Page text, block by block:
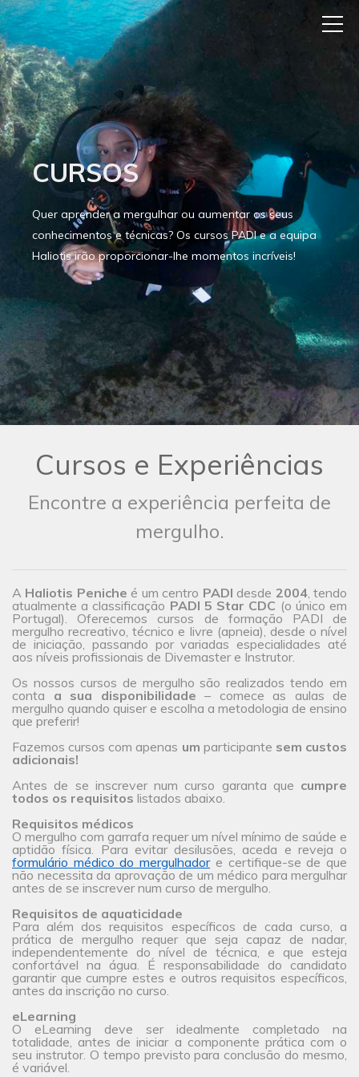
CURSOS
Quer aprender a mergulhar ou aumentar os seus
conhecimentos e técnicas? Os cursos PADI e a equipa
Haliotis irão proporcionar-lhe momentos incríveis!
Cursos e Experiências
Encontre a experiência perfeita de
mergulho.
A Haliotis Peniche é um centro PADI desde 2004, tendo
atualmente a classificação PADI 5 Star CDC (o único em
Portugal). Oferecemos cursos de formação PADI de
mergulho recreativo, técnico e livre (apneia), desde o nível
de iniciação, passando por variadas especialidades até
aos níveis profissionais de Divemaster e Instrutor.
Os nossos cursos de mergulho são realizados tendo em
conta a sua disponibilidade – comece as aulas de
mergulho quando quiser e escolha a metodologia de ensino
que preferir!
Fazemos cursos com apenas um participante sem custos
adicionais!
Antes de se inscrever num curso garanta que cumpre
todos os requisitos listados abaixo.
Requisitos médicos
O mergulho com garrafa requer um nível mínimo de saúde e
aptidão física. Para evitar desilusões, aceda e reveja o
formulário médico do mergulhadore certifique-se de que
não necessita da aprovação de um médico para mergulhar
antes de se inscrever num curso de mergulho.
Requisitos de aquaticidade
Para além dos requisitos específicos de cada curso, a
prática de mergulho requer que seja capaz de nadar,
independentemente do nível de técnica, e que esteja
confortável na água. É responsabilidade do candidato
garantir que cumpre estes e outros requisitos específicos,
antes da inscrição no curso.
eLearning
O eLearning deve ser idealmente completado na
totalidade, antes de iniciar a componente prática com o
seu instrutor. O tempo previsto para conclusão do mesmo,
é variável.